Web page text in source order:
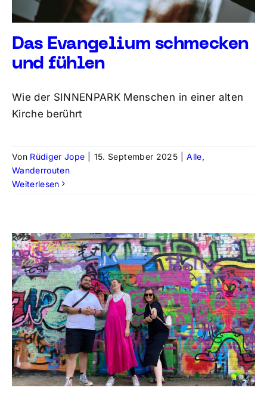
Das Evangelium schmecken
und fühlen
Wie der SINNENPARK Menschen in einer alten
Kirche berührt
Von Rüdiger Jope 15. September 2025 Alle,
Wanderrouten
Weiterlesen